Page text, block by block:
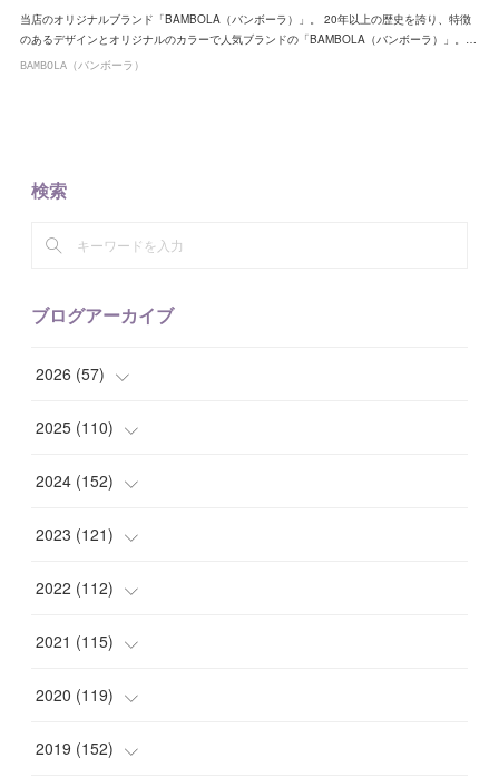
当店のオリジナルブランド「BAMBOLA（バンボーラ）」。 20年以上の歴史を誇り、特徴
のあるデザインとオリジナルのカラーで人気ブランドの「BAMBOLA（バンボーラ）」。…
BAMBOLA（バンボーラ）
検索
ブログアーカイブ
2026 (57)
( 1)
(10)
(9)
( 7)
( 8 )
2025 (110)
(10)
(7)
( 8)
( 7 )
( 10)
2024 (152)
(14)
( 15)
( 11)
( 10)
( 11)
2023 (121)
( 12)
( 8)
( 8)
( 6)
2022 (112)
( 10)
( 7)
(8)
2021 (115)
( 14)
(13)
2020 (119)
(7)
2019 (152)